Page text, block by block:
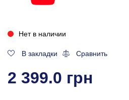
Нет в наличии
В закладки Сравнить
2 399.0 грн